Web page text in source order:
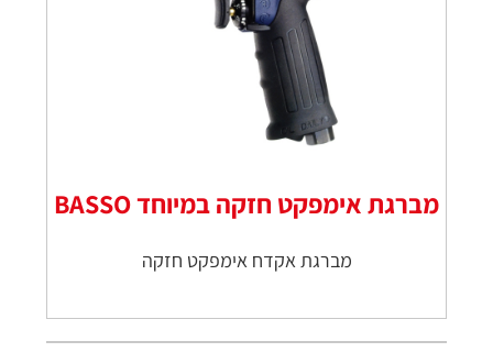
מברגת אימפקט חזקה במיוחד BASSO
מברגת אקדח אימפקט חזקה